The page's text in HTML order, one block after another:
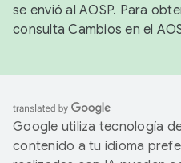
se envió al AOSP. Para
consultaCambios en el
Google utiliza tecnología
contenido a tu idioma